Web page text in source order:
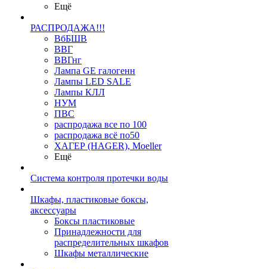
Ещё
РАСПРОДАЖА!!!
ВбБШВ
ВВГ
ВВГнг
Лампа GE галогенн
Лампы LED SALE
Лампы КЛЛ
НУМ
ПВС
распродажа все по 100
распродажа всё по50
ХАГЕР (HAGER), Moeller
Ещё
Система контроля протечки воды
Шкафы, пластиковые боксы,
аксессуары
Боксы пластиковые
Принадлежности для
распределительных шкафов
Шкафы металлические